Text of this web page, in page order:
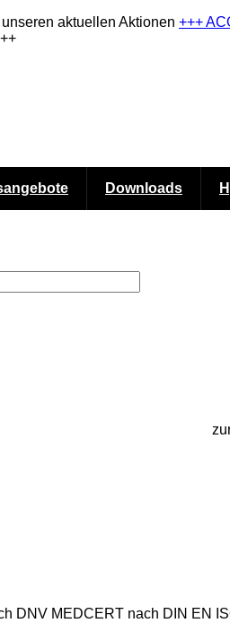
aktuellen Aktionen +++
Downloads
DNV MEDCERT nach DIN EN